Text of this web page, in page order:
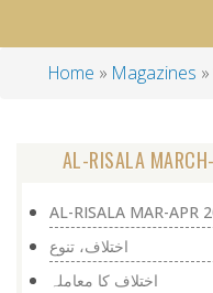
Breadcrumb
Home Magazines
AL-RISALA
AL-RISALA MAR-APR
اختلاف، تنوع
اختلاف کا معاملہ